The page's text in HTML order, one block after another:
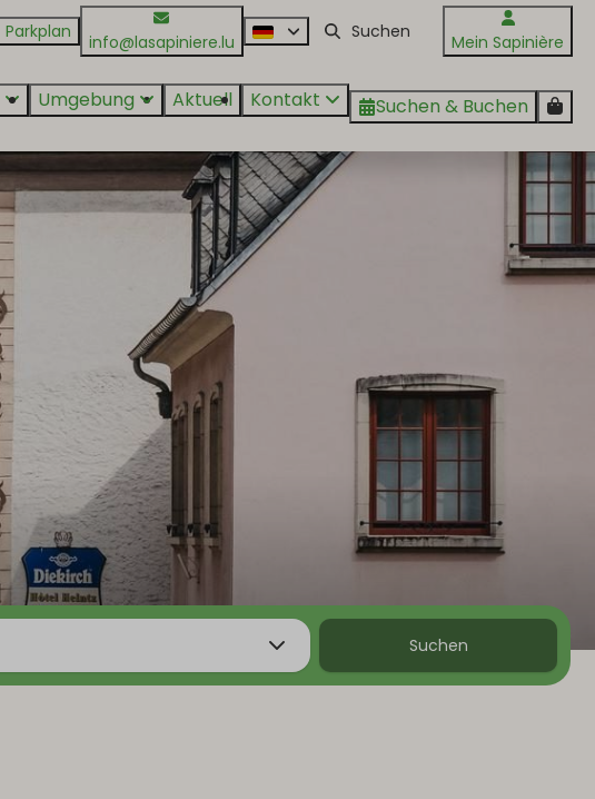
Parkplan info@lasapiniere.lu Mein Sapinière
Umgebung Aktuell Kontakt Suchen & Buchen
Suchen